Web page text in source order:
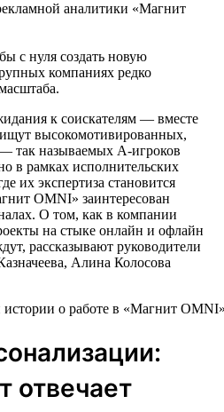
аналитики «Магнит
с нуля создать новую
компаниях редко
к соискателям — вместе
высокомотивированных,
так называемых А-игроков
в рамках исполнительских
их экспертиза становится
OMNI» заинтересован
О том, как в компании
на стыке онлайн и офлайн
рассказывают руководители
Алина Колосова
отвечает